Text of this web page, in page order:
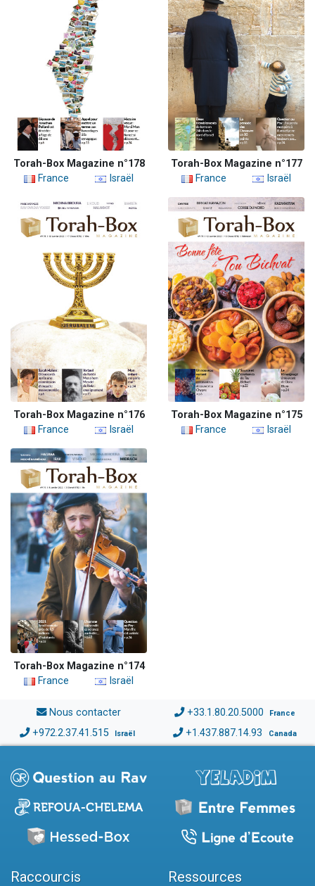
Torah-Box Magazine n°178
France
Israël
Torah-Box Magazine n°177
France
Israël
Torah-Box Magazine n°176
France
Israël
Torah-Box Magazine n°175
France
Israël
Torah-Box Magazine n°174
France
Israël
Nous contacter +33.1.80.20.5000 France
+972.2.37.41.515 Israël +1.437.887.14.93 Canada
Raccourcis Ressources